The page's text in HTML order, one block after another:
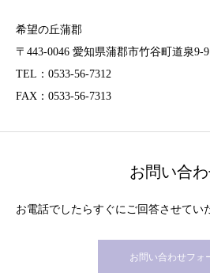
希望の丘蒲郡
〒443-0046 愛知県蒲郡市竹谷町道泉9-9
TEL：0533-56-7312
FAX：0533-56-7313
お問い合
お電話でしたらすぐにご回答させてい
お問い合わせフォ